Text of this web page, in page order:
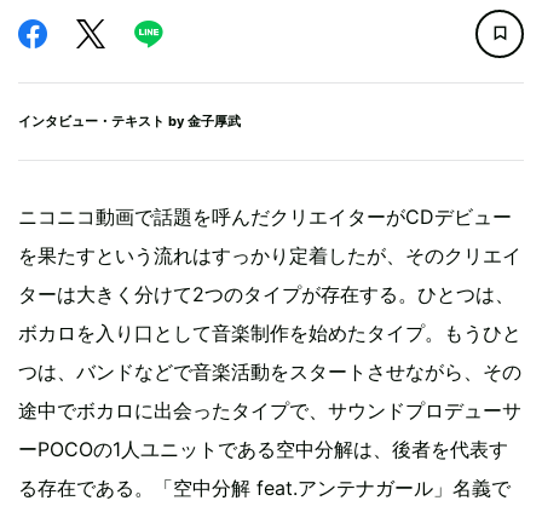
インタビュー・テキスト by 金子厚武
ニコニコ動画で話題を呼んだクリエイターがCDデビュー
を果たすという流れはすっかり定着したが、そのクリエイ
ターは大きく分けて2つのタイプが存在する。ひとつは、
ボカロを入り口として音楽制作を始めたタイプ。もうひと
つは、バンドなどで音楽活動をスタートさせながら、その
途中でボカロに出会ったタイプで、サウンドプロデューサ
ーPOCOの1人ユニットである空中分解は、後者を代表す
る存在である。「空中分解 feat.アンテナガール」名義で